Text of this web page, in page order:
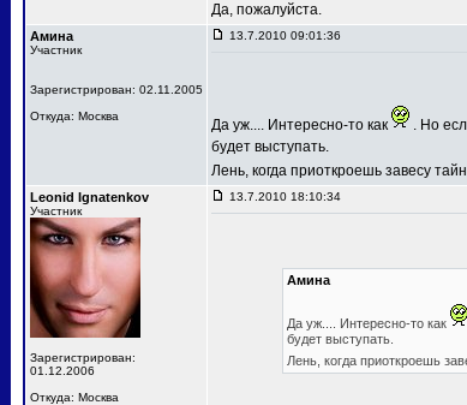
Да, пожалуйста.
Амина
Участник
Зарегистрирован: 02.11.2005
Откуда: Москва
13.7.2010 09:01:36
Да уж.... Интересно-то как . Но
будет выступать.
Лень, когда приоткроешь завесу
Leonid Ignatenkov
Участник
Зарегистрирован:
01.12.2006
Откуда: Москва
13.7.2010 18:10:34
Амина
Да уж.... Интересно-то как
будет выступать.
Лень, когда приоткроешь